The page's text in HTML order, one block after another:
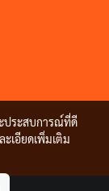
ประสบการณ์ที่ดี
เอียดเพิ่มเติม